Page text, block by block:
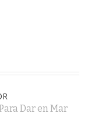
Dar en Mar